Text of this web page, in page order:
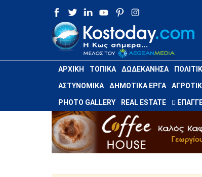
ΑΡΧΙΚΉ ΤΟΠΙΚΆ ΔΩΔΕΚΆΝΗΣΑ
ΑΣΤΥΝΟΜΙΚΆ ΔΗΜΟΤΙΚΆ ΈΡΓΑ
PHOTO GALLERY REAL ESTATE